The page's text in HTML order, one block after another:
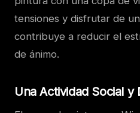
tensiones y disfrutar de
contribuye a reducir el
de ánimo.
Una Actividad Social y